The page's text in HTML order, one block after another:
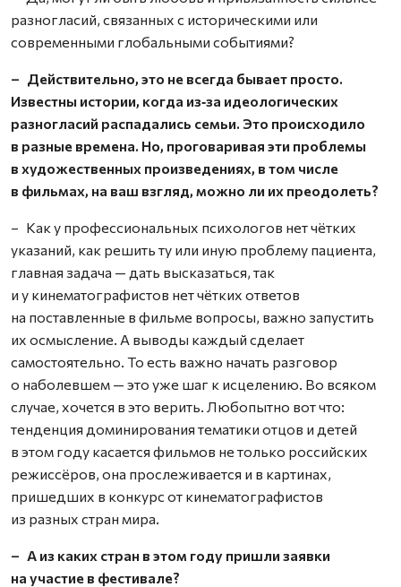
разногласий, связанных с историческими или
современными глобальными событиями?
– Действительно, это не всегда бывает просто.
Известны истории, когда из‑за идеологических
разногласий распадались семьи. Это происходило
в разные времена. Но, проговаривая эти проблемы
в художественных произведениях, в том числе
в фильмах, на ваш взгляд, можно ли их преодолеть?
– Как у профессиональных психологов нет чётких
указаний, как решить ту или иную проблему пациента,
главная задача — дать высказаться, так
и у кинематографистов нет чётких ответов
на поставленные в фильме вопросы, важно запустить
их осмысление. А выводы каждый сделает
самостоятельно. То есть важно начать разговор
о наболевшем — это уже шаг к исцелению. Во всяком
случае, хочется в это верить. Любопытно вот что:
тенденция доминирования тематики отцов и детей
в этом году касается фильмов не только российских
режиссёров, она прослеживается и в картинах,
пришедших в конкурс от кинематографистов
из разных стран мира.
– А из каких стран в этом году пришли заявки
на участие в фестивале?